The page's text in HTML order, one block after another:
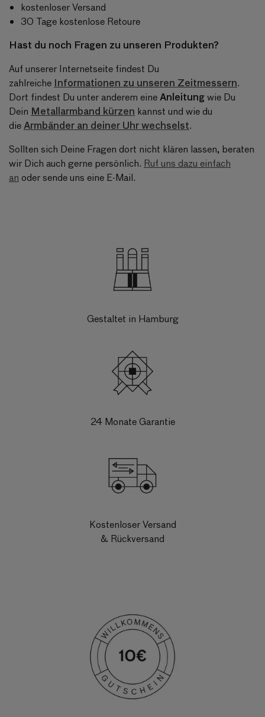
kostenloser Versand
30 Tage kostenlose Retoure
Hast du noch Fragen zu unseren Produkten?
Auf unserer Internetseite findest Du
zahlreiche Informationen zu unseren Zeitmessern.
Dort findest Du unter anderem eineAnleitungwie Du
Dein Metallarmband kürzen kannst und wie du
dieArmbänder an deiner Uhr wechselst.
Sollten sich Deine Fragen dort nicht klären lassen, beraten
wir Dich auch gerne persönlich. Ruf uns dazu einfach
an oder sende uns eine E-Mail.
Gestaltet in Hamburg
24 Monate Garantie
Kostenloser Versand
& Rückversand